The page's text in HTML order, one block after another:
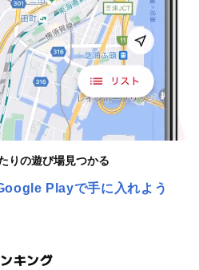
りの遊び場見つかる
キング